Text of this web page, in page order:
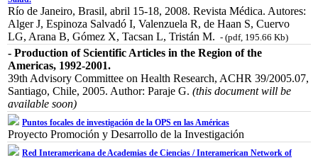
Río de Janeiro, Brasil, abril 15-18, 2008. Revista Médica. Autores:
Alger J, Espinoza Salvadó I, Valenzuela R, de Haan S, Cuervo
LG, Arana B, Gómez X, Tacsan L, Tristán M. - (pdf, 195.66 Kb)
- Production of Scientific Articles in the Region of the
Americas, 1992-2001.
39th Advisory Committee on Health Research, ACHR 39/2005.07,
Santiago, Chile, 2005. Author: Paraje G. (this document will be
available soon)
Puntos focales de investigación de la OPS en las Américas
Proyecto Promoción y Desarrollo de la Investigación
Red Interamericana de Academias de Ciencias / Interamerican Network of